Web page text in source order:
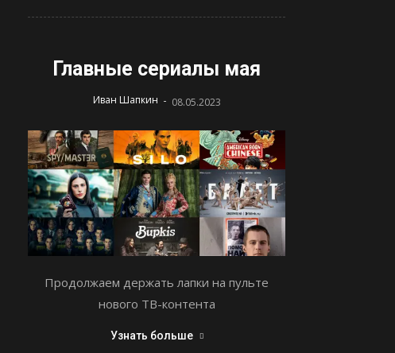
Главные сериалы мая
Иван Шапкин - 08.05.2023
Продолжаем держать лапки на пульте
нового ТВ-контента
Узнать больше